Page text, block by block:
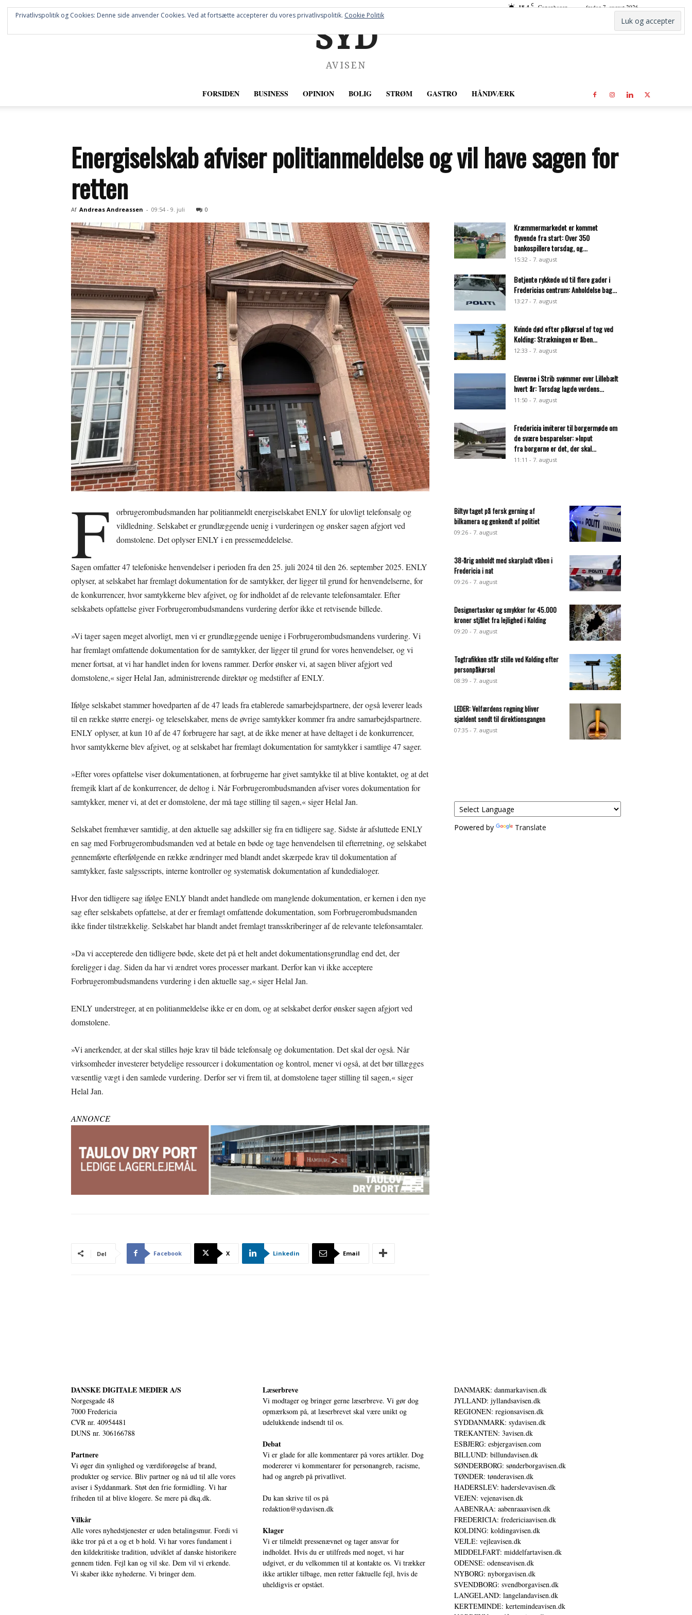
18.4 C Copenhagen fredag 7. august 2026
SYD
AVISEN
FORSIDEN BUSINESS OPINION BOLIG STRØM GASTRO HÅNDVÆRK
Energiselskab afviser politianmeldelse og vil have sagen for
retten
Af Andreas Andreassen - 09:54 - 9. juli 0
F
orbrugerombudsmanden har politianmeldt energiselskabet ENLY for ulovligt telefonsalg og
vildledning. Selskabet er grundlæggende uenig i vurderingen og ønsker sagen afgjort ved
domstolene. Det oplyser ENLY i en pressemeddelelse.
Sagen omfatter 47 telefoniske henvendelser i perioden fra den 25. juli 2024 til den 26. september 2025. ENLY
oplyser, at selskabet har fremlagt dokumentation for de samtykker, der ligger til grund for henvendelserne, for
de konkurrencer, hvor samtykkerne blev afgivet, og for indholdet af de relevante telefonsamtaler. Efter
selskabets opfattelse giver Forbrugerombudsmandens vurdering derfor ikke et retvisende billede.
»Vi tager sagen meget alvorligt, men vi er grundlæggende uenige i Forbrugerombudsmandens vurdering. Vi
har fremlagt omfattende dokumentation for de samtykker, der ligger til grund for vores henvendelser, og vi
mener fortsat, at vi har handlet inden for lovens rammer. Derfor ønsker vi, at sagen bliver afgjort ved
domstolene,« siger Helal Jan, administrerende direktør og medstifter af ENLY.
Ifølge selskabet stammer hovedparten af de 47 leads fra etablerede samarbejdspartnere, der også leverer leads
til en række større energi- og teleselskaber, mens de øvrige samtykker kommer fra andre samarbejdspartnere.
ENLY oplyser, at kun 10 af de 47 forbrugere har sagt, at de ikke mener at have deltaget i de konkurrencer,
hvor samtykkerne blev afgivet, og at selskabet har fremlagt dokumentation for samtykker i samtlige 47 sager.
»Efter vores opfattelse viser dokumentationen, at forbrugerne har givet samtykke til at blive kontaktet, og at det
fremgik klart af de konkurrencer, de deltog i. Når Forbrugerombudsmanden afviser vores dokumentation for
samtykker, mener vi, at det er domstolene, der må tage stilling til sagen,« siger Helal Jan.
Selskabet fremhæver samtidig, at den aktuelle sag adskiller sig fra en tidligere sag. Sidste år afsluttede ENLY
en sag med Forbrugerombudsmanden ved at betale en bøde og tage henvendelsen til efterretning, og selskabet
gennemførte efterfølgende en række ændringer med blandt andet skærpede krav til dokumentation af
samtykker, faste salgsscripts, interne kontroller og systematisk dokumentation af kundedialoger.
Hvor den tidligere sag ifølge ENLY blandt andet handlede om manglende dokumentation, er kernen i den nye
sag efter selskabets opfattelse, at der er fremlagt omfattende dokumentation, som Forbrugerombudsmanden
ikke finder tilstrækkelig. Selskabet har blandt andet fremlagt transskriberinger af de relevante telefonsamtaler.
»Da vi accepterede den tidligere bøde, skete det på et helt andet dokumentationsgrundlag end det, der
foreligger i dag. Siden da har vi ændret vores processer markant. Derfor kan vi ikke acceptere
Forbrugerombudsmandens vurdering i den aktuelle sag,« siger Helal Jan.
ENLY understreger, at en politianmeldelse ikke er en dom, og at selskabet derfor ønsker sagen afgjort ved
domstolene.
»Vi anerkender, at der skal stilles høje krav til både telefonsalg og dokumentation. Det skal der også. Når
virksomheder investerer betydelige ressourcer i dokumentation og kontrol, mener vi også, at det bør tillægges
væsentlig vægt i den samlede vurdering. Derfor ser vi frem til, at domstolene tager stilling til sagen,« siger
Helal Jan.
ANNONCE
Del Facebook X Linkedin Email
Kræmmermarkedet er kommet
flyvende fra start: Over 350
bankospillere torsdag, og...
15:32 - 7. august
Betjente rykkede ud til flere gader i
Fredericias centrum: Anholdelse bag...
13:27 - 7. august
Kvinde død efter påkørsel af tog ved
Kolding: Strækningen er åben...
12:33 - 7. august
Eleverne i Strib svømmer over Lillebælt
hvert år: Torsdag lagde verdens...
11:50 - 7. august
Fredericia inviterer til borgermøde om
de svære besparelser: »Input
fra borgerne er det, der skal...
11:11 - 7. august
Biltyv taget på fersk gerning af
bilkamera og genkendt af politiet
09:26 - 7. august
38-årig anholdt med skarpladt våben i
Fredericia i nat
09:26 - 7. august
Designertasker og smykker for 45.000
kroner stjålet fra lejlighed i Kolding
09:20 - 7. august
Togtrafikken står stille ved Kolding efter
personpåkørsel
08:39 - 7. august
LEDER: Velfærdens regning bliver
sjældent sendt til direktionsgangen
07:35 - 7. august
Powered by Translate
DANSKE DIGITALE MEDIER A/S
Norgesgade 48
7000 Fredericia
CVR nr. 40954481
DUNS nr. 306166788
Partnere
Vi øger din synlighed og værdiforøgelse af brand,
produkter og service. Bliv partner og nå ud til alle vores
aviser i Syddanmark. Støt den frie formidling. Vi har
friheden til at blive klogere. Se mere på dkq.dk.
Vilkår
Alle vores nyhedstjenester er uden betalingsmur. Fordi vi
ikke tror på et a og et b hold. Vi har vores fundament i
den kildekritiske tradition, udviklet af danske historikere
gennem tiden. Fejl kan og vil ske. Dem vil vi erkende.
Vi skaber ikke nyhederne. Vi bringer dem.
Læserbreve
Vi modtager og bringer gerne læserbreve. Vi gør dog
opmærksom på, at læserbrevet skal være unikt og
udelukkende indsendt til os.
Debat
Vi er glade for alle kommentarer på vores artikler. Dog
modererer vi kommentarer for personangreb, racisme,
had og angreb på privatlivet.
Du kan skrive til os på
redaktion@sydavisen.dk
Klager
Vi er tilmeldt pressenævnet og tager ansvar for
indholdet. Hvis du er utilfreds med noget, vi har
udgivet, er du velkommen til at kontakte os. Vi trækker
ikke artikler tilbage, men retter faktuelle fejl, hvis de
uheldigvis er opstået.
DANMARK: danmarkavisen.dk
JYLLAND: jyllandsavisen.dk
REGIONEN: regionsavisen.dk
SYDDANMARK: sydavisen.dk
TREKANTEN: 3avisen.dk
ESBJERG: esbjergavisen.com
BILLUND: billundavisen.dk
SØNDERBORG: sønderborgavisen.dk
TØNDER: tønderavisen.dk
HADERSLEV: haderslevavisen.dk
VEJEN: vejenavisen.dk
AABENRAA: aabenraaavisen.dk
FREDERICIA: fredericiaavisen.dk
KOLDING: koldingavisen.dk
VEJLE: vejleavisen.dk
MIDDELFART: middelfartavisen.dk
ODENSE: odenseavisen.dk
NYBORG: nyborgavisen.dk
SVENDBORG: svendborgavisen.dk
LANGELAND: langelandavisen.dk
KERTEMINDE: kertemindeavisen.dk
Privatlivspolitik og Cookies: Denne side anvender Cookies. Ved at fortsætte accepterer du vores privatlivspolitik. Cookie Politik